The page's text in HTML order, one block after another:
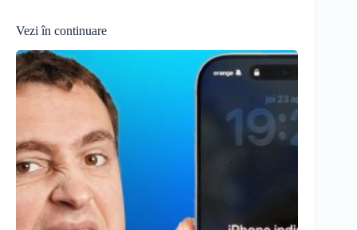
Vezi în continuare